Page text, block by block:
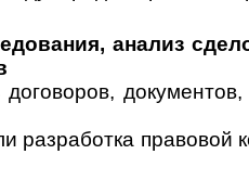
анализ
договоров,
разработка правовой